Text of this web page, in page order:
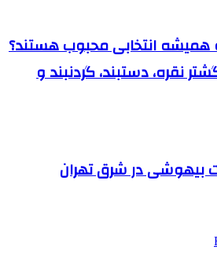
همیشه انتخابی محبوب هستند؟
نقره، دستبند، گردنبند و
بیهوشی در شرق تهران